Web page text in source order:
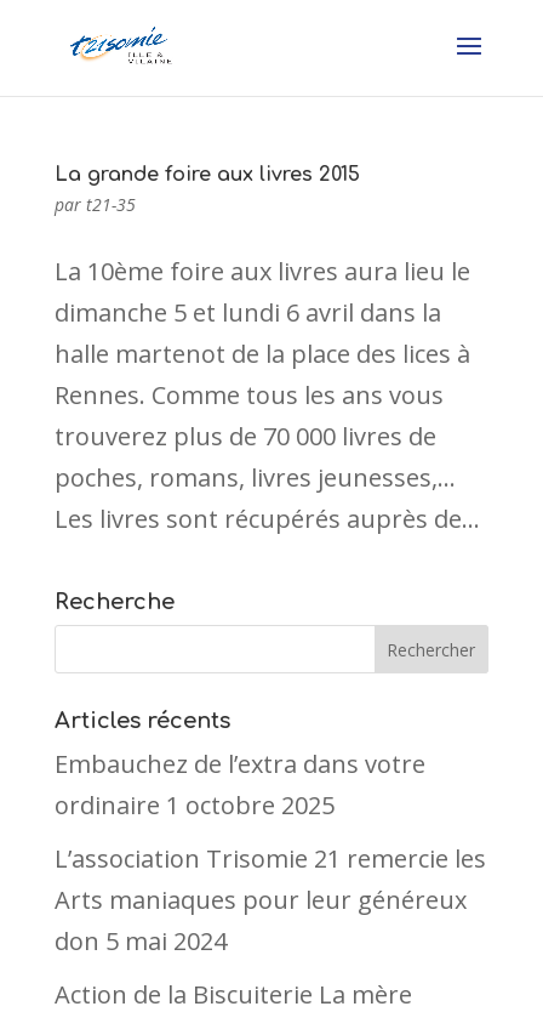
La grande foire aux livres 2015
par t21-35
La 10ème foire aux livres aura lieu le
dimanche 5 et lundi 6 avril dans la
halle martenot de la place des lices à
Rennes. Comme tous les ans vous
trouverez plus de 70 000 livres de
poches, romans, livres jeunesses,…
Les livres sont récupérés auprès de...
Recherche
Articles récents
Embauchez de l’extra dans votre
ordinaire 1 octobre 2025
L’association Trisomie 21 remercie les
Arts maniaques pour leur généreux
don 5 mai 2024
Action de la Biscuiterie La mère